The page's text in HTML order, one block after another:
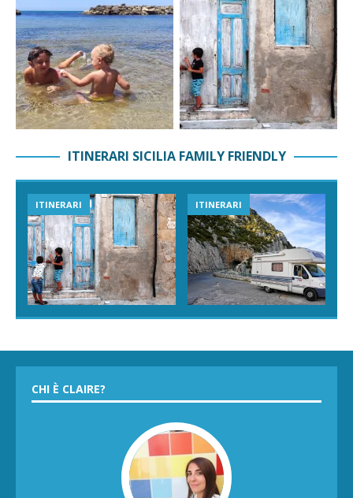
ITINERARI SICILIA FAMILY FRIENDLY
ITINERARI ITINERARI
CHI È CLAIRE?